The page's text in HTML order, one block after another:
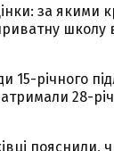
за якими
школу
15-річного
28-
пояснили,